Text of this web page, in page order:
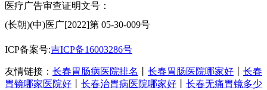
医疗广告审查证明文号：
(长朝)(中)医广[2022]第 05-30-009号
ICP备案号:吉ICP备16003286号
友情链接： 长春胃肠病医院排名 长春胃肠医院哪家好
长春
胃镜哪家医院好
长春治胃病医院哪家好
长春无痛胃镜多少